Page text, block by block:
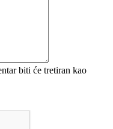
biti će tretiran kao